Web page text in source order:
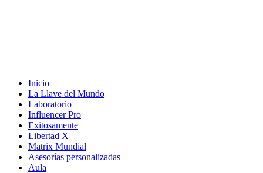
Inicio
La Llave del Mundo
Laboratorio
Influencer Pro
Exitosamente
Libertad X
Matrix Mundial
Asesorías personalizadas
Aula